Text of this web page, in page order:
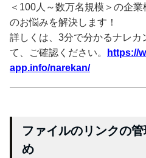
＜100人～数万名規模＞の企
のお悩みを解決します！
詳しくは、3分で分かるナレカ
て、ご確認ください。
https://
app.info/narekan/
ファイルのリンクの
め